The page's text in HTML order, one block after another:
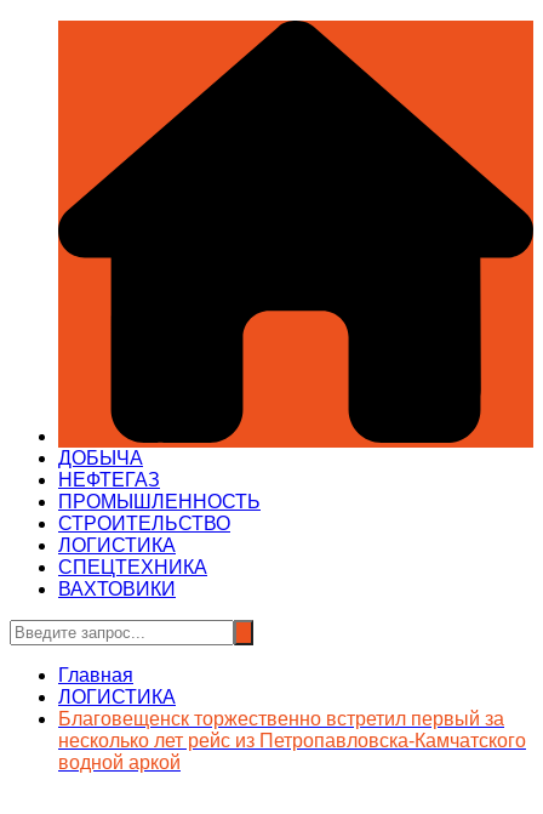
ДОБЫЧА
НЕФТЕГАЗ
ПРОМЫШЛЕННОСТЬ
СТРОИТЕЛЬСТВО
ЛОГИСТИКА
СПЕЦТЕХНИКА
ВАХТОВИКИ
Главная
ЛОГИСТИКА
Благовещенск торжественно встретил первый за
несколько лет рейс из Петропавловска-Камчатского
водной аркой